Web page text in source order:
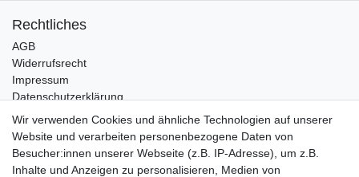
Rechtliches
AGB
Widerrufsrecht
Impressum
Datenschutzerklärung
Service
Wir verwenden Cookies und ähnliche Technologien auf unserer
Website und verarbeiten personenbezogene Daten von
Besucher:innen unserer Webseite (z.B. IP-Adresse), um z.B.
Inhalte und Anzeigen zu personalisieren, Medien von